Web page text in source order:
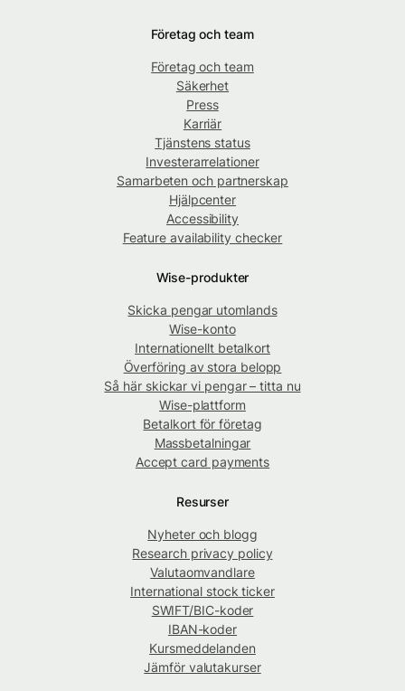
Företag och team
Företag och team
Säkerhet
Press
Karriär
Tjänstens status
Investerarrelationer
Samarbeten och partnerskap
Hjälpcenter
Accessibility
Feature availability checker
Wise-produkter
Skicka pengar utomlands
Wise-konto
Internationellt betalkort
Överföring av stora belopp
Så här skickar vi pengar – titta nu
Wise-plattform
Betalkort för företag
Massbetalningar
Accept card payments
Resurser
Nyheter och blogg
Research privacy policy
Valutaomvandlare
International stock ticker
SWIFT/BIC-koder
IBAN-koder
Kursmeddelanden
Jämför valutakurser